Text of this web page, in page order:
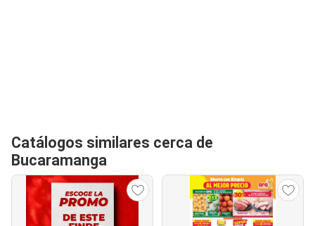
Catálogos similares cerca de
Bucaramanga